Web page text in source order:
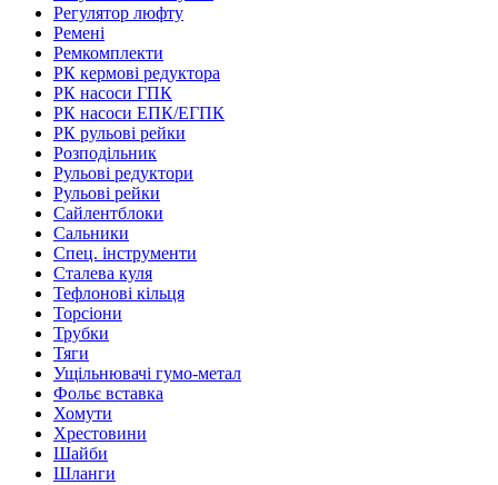
Регулятор люфту
Ремені
Ремкомплекти
РК кермові редуктора
РК насоси ГПК
РК насоси ЕПК/ЕГПК
РК рульові рейки
Розподільник
Рульові редуктори
Рульові рейки
Сайлентблоки
Сальники
Спец. інструменти
Сталева куля
Тефлонові кільця
Торсіони
Трубки
Тяги
Ущільнювачі гумо-метал
Фольє вставка
Хомути
Хрестовини
Шайби
Шланги